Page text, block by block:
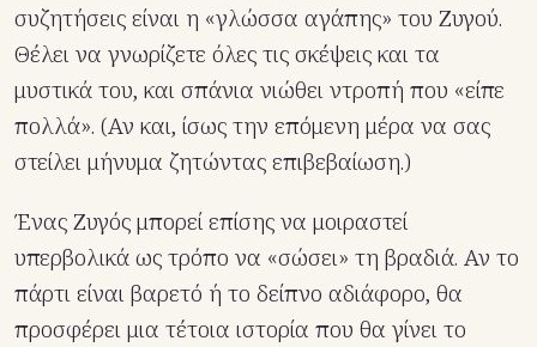
συζητήσεις είναι η «γλώσσα αγάπης» του Ζυγού.
Θέλει να γνωρίζετε όλες τις σκέψεις και τα
μυστικά του, και σπάνια νιώθει ντροπή που «είπε
πολλά». (Αν και, ίσως την επόμενη μέρα να σας
στείλει μήνυμα ζητώντας επιβεβαίωση.)
Ένας Ζυγός μπορεί επίσης να μοιραστεί
υπερβολικά ως τρόπο να «σώσει» τη βραδιά. Αν το
πάρτι είναι βαρετό ή το δείπνο αδιάφορο, θα
προσφέρει μια τέτοια ιστορία που θα γίνει το